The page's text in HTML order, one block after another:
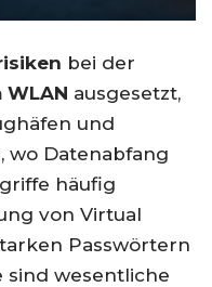
bei der
ausgesetzt,
und
wo Datenabfang
häufig
von Virtual
Passwörtern
sind wesentliche